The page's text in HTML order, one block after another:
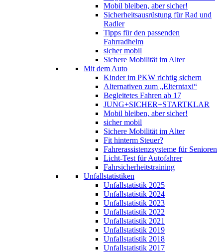
Mobil bleiben, aber sicher!
Sicherheitsausrüstung für Rad und
Radler
Tipps für den passenden
Fahrradhelm
sicher mobil
Sichere Mobilität im Alter
Mit dem Auto
Kinder im PKW richtig sichern
Alternativen zum „Elterntaxi“
Begleitetes Fahren ab 17
JUNG+SICHER+STARTKLAR
Mobil bleiben, aber sicher!
sicher mobil
Sichere Mobilität im Alter
Fit hinterm Steuer?
Fahrerassistenzsysteme für Senioren
Licht-Test für Autofahrer
Fahrsicherheitstraining
Unfallstatistiken
Unfallstatistik 2025
Unfallstatistik 2024
Unfallstatistik 2023
Unfallstatistik 2022
Unfallstatistik 2021
Unfallstatistik 2019
Unfallstatistik 2018
Unfallstatistik 2017